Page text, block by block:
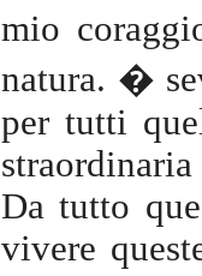
mio
natura. �
per tutti
Da tutto
vivere